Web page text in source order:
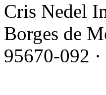
Cris Nedel
Borges de
95670-092